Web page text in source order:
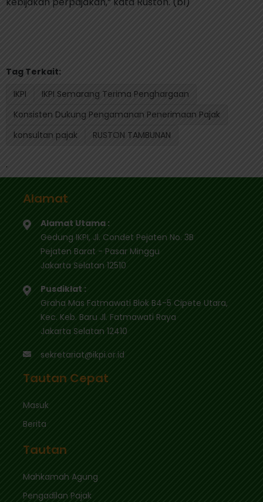
Tag Terkait:
IKPI
IKPI Semarang Terima Penghargaan
Konsisten Dukung Pengamanan Penerimaan Pajak
konsultan pajak
RUSTON TAMBUNAN
.
Alamat
Alamat Utama :
Gedung IKPI, Jl. Condet Pejaten No. 3B
Pejaten Barat - Pasar Minggu
Jakarta Selatan 12510
Pusdiklat :
Graha Mas Fatmawati Blok B4-5 Cipete Utara,
Kec. Keb. Baru Jl. Fatmawati Raya
Jakarta Selatan 12410
sekretariat@ikpi.or.id
Tautan Cepat
Masuk
Berita
Tautan
Mahkamah Agung
Pengadilan Pajak